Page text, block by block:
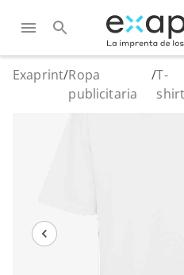
Exaprint/Ropa
publicitaria
/T-